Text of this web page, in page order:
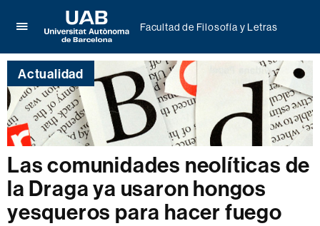
aquí
para
desplegar
el
menú
de
Facultad
Filosofía
y
Letras
Universitat
Autònoma
de
Barcelona
Facultad de Filosofía y Letras
Actualidad
Las comunidades neolíticas de
la Draga ya usaron hongos
yesqueros para hacer fuego